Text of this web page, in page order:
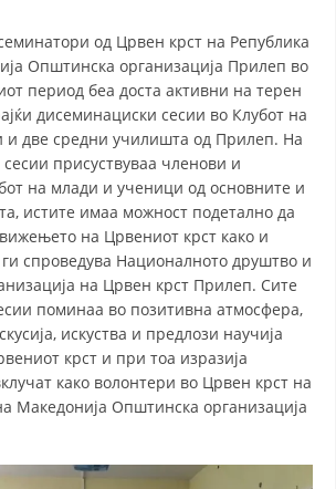
КОНТАКТ ИНФОРМАЦИИ
ВО ПРОФЕСИОНАЛНИ ТЕЛА
ЗАКОН ЗА ЦКРМ
СТАТУТ НА ЦКРМ
ОРГАНИЗАЦИЈА И РАЗВОЈ
И ОРГАНИЗАЦИОНА ПОСТАВЕНОСТ
од Црвен крст на Република
Општинска организација Прилеп во
период беа доста активни на терен
дисеминациски сесии во Клубот на
и две средни училишта од Прилеп. На
присуствуваа членови и
на млади и ученици од основните и
истите имаа можност подетално да
на Црвениот крст како и
спроведува Националното друштво и
на Црвен крст Прилеп. Сите
поминаа во позитивна атмосфера,
искуства и предлози научија
крст и при тоа изразија
како волонтери во Црвен крст на
Македонија Општинска организација